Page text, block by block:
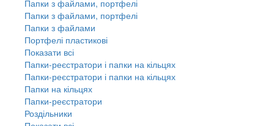
Папки з файлами, портфелі
Папки з файлами, портфелі
Папки з файлами
Портфелі пластикові
Показати всі
Папки-реєстратори і папки на кільцях
Папки-реєстратори і папки на кільцях
Папки на кільцях
Папки-реєстратори
Роздільники